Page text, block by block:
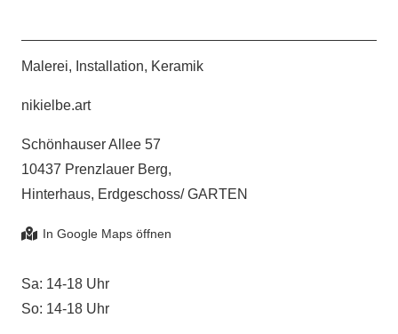
Malerei, Installation, Keramik
nikielbe.art
Schönhauser Allee 57
10437 Prenzlauer Berg,
Hinterhaus, Erdgeschoss/ GARTEN
Sa: 14-18 Uhr
So: 14-18 Uhr